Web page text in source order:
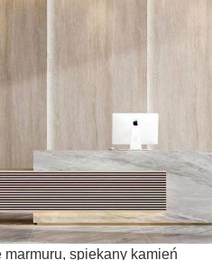
spiekany kamień